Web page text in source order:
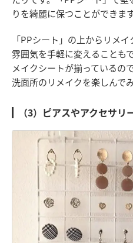
りを綺麗に保つことができま
「PPシート」の上からリメ
雰囲気を手軽に変えることも
メイクシートが揃っているの
洗面所のリメイクを楽しんで
（3）ピアスやアクセサリ